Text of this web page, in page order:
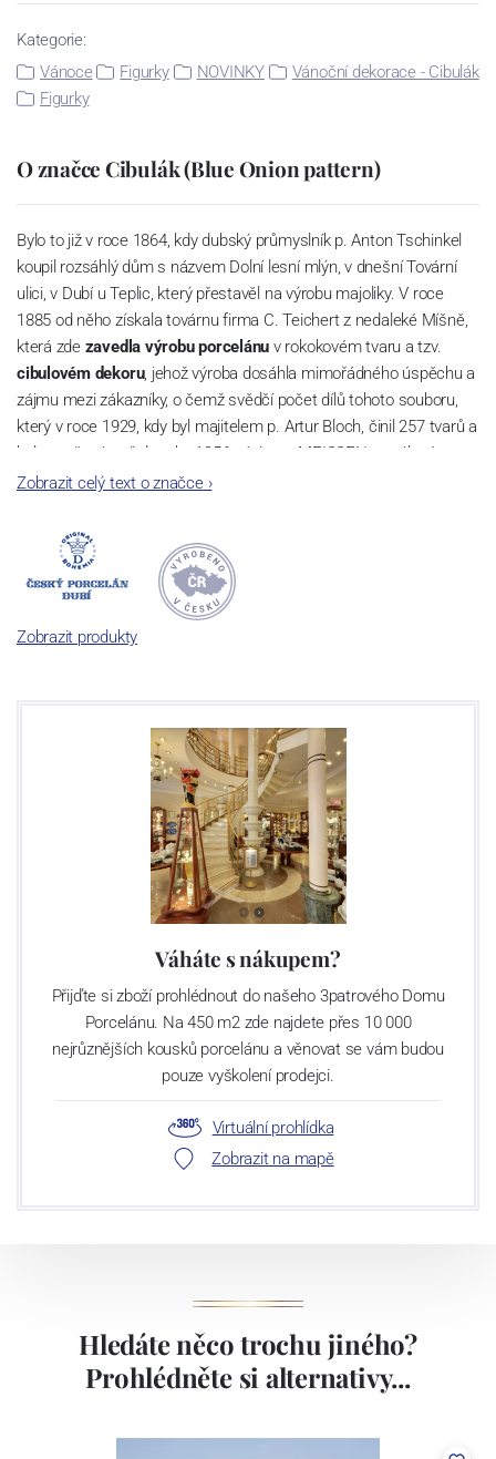
Kategorie:
Vánoce
Figurky NOVINKY
Vánoční dekorace - Cibulák
Figurky
O značce Cibulák (Blue Onion pattern)
Bylo to již v roce 1864, kdy dubský průmyslník p. Anton Tschinkel
koupil rozsáhlý dům s názvem Dolní lesní mlýn, v dnešní Tovární
ulici, v Dubí u Teplic, který přestavěl na výrobu majoliky. V roce
1885 od něho získala továrnu firma C. Teichert z nedaleké Míšně,
která zde zavedla výrobu porcelánu v rokokovém tvaru a tzv.
cibulovém dekoru, jehož výroba dosáhla mimořádného úspěchu a
zájmu mezi zákazníky, o čemž svědčí počet dílů tohoto souboru,
který v roce 1929, kdy byl majitelem p. Artur Bloch, činil 257 tvarů a
byl označován až do roku 1956 nápisem MEISSEN v oválovém
rámečku.
počet jeho dílů v cibulovém provedení je 850 tvarů. Tyto výrobky
jsou garantovány Asociací sklářského a keramického průmyslu
České republiky jako „Český výrobek
Zobrazit celý text o značce›
Zobrazit produkty
Váháte s nákupem?
Přijďte si zboží prohlédnout do našeho 3patrového Domu
Porcelánu. Na 450 m2 zde najdete přes 10 000
nejrůznějších kousků porcelánu a věnovat se vám budou
pouze vyškolení prodejci.
Virtuální prohlídka
Zobrazit na mapě
Hledáte něco trochu jiného?
Prohlédněte si alternativy...